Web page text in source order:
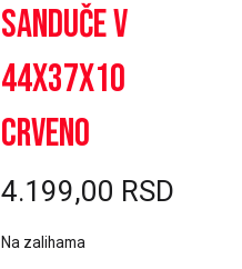
sanduče V
44x37x10
crveno
4.199,00 RSD
Na zalihama